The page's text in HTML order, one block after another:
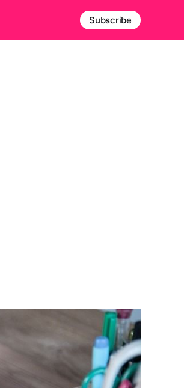
Subscribe